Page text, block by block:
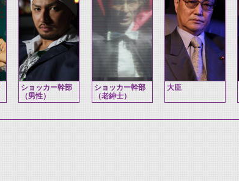
ショッカー幹部
（男性）
ショッカー幹部
（老紳士）
大臣